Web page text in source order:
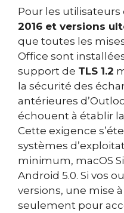
Pour les utilisateurs
2016 et versions
que toutes les
Office sont
support de TLS 1.2
la sécurité des
antérieures
échouent à établir
Cette exigence
systèmes
minimum, macOS
Android 5.0. Si vos
versions, une mise
seulement pour